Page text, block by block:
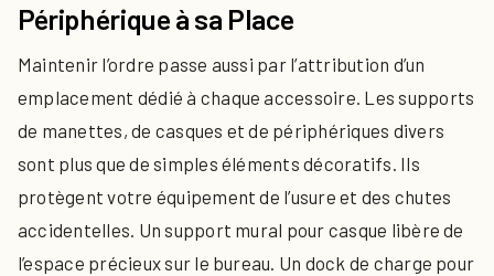
Périphérique à sa Place
Maintenir l’ordre passe aussi par l’attribution d’un
emplacement dédié à chaque accessoire. Les supports
de manettes, de casques et de périphériques divers
sont plus que de simples éléments décoratifs. Ils
protègent votre équipement de l’usure et des chutes
accidentelles. Un support mural pour casque libère de
l’espace précieux sur le bureau. Un dock de charge pour